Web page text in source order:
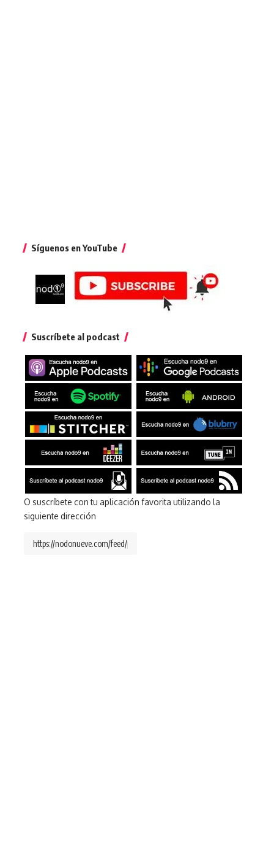
Síguenos en YouTube
Suscríbete al podcast
O suscríbete con tu aplicación favorita utilizando la
siguiente dirección